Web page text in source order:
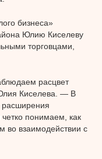
бизнеса»
Юлию Киселеву
торговцами,
расцвет
Киселева. — В
расширения
понимаем, как
во взаимодействии с